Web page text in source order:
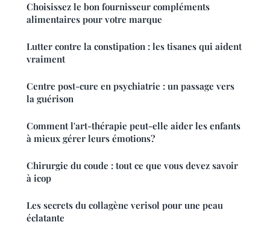
Choisissez le bon fournisseur compléments
alimentaires pour votre marque
Lutter contre la constipation : les tisanes qui aident
vraiment
Centre post-cure en psychiatrie : un passage vers
la guérison
Comment l'art-thérapie peut-elle aider les enfants
à mieux gérer leurs émotions?
Chirurgie du coude : tout ce que vous devez savoir
à icop
Les secrets du collagène verisol pour une peau
éclatante